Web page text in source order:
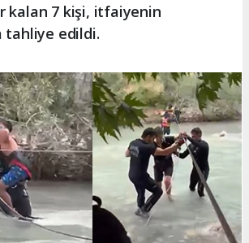
kalan 7 kişi, itfaiyenin
tahliye edildi.